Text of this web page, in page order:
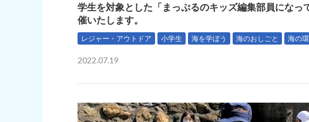
学生を対象とした「まっぷるのキッズ編集部員になっ
催いたします。
レジャー・アウトドア 小学生 海を学ぼう 海のおしごと 海の
2022.07.19